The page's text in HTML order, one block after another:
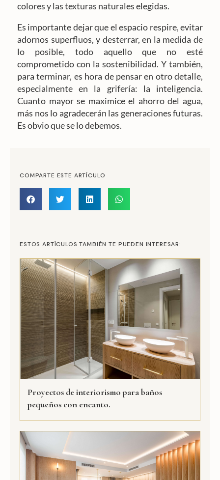
colores y las texturas naturales elegidas.
Es importante dejar que el espacio respire, evitar
adornos superfluos, y desterrar, en la medida de
lo posible, todo aquello que no esté
comprometido con la sostenibilidad. Y también,
para terminar, es hora de pensar en otro detalle,
especialmente en la grifería: la inteligencia.
Cuanto mayor se maximice el ahorro del agua,
más nos lo agradecerán las generaciones futuras.
Es obvio que se lo debemos.
COMPARTE ESTE ARTÍCULO
ESTOS ARTÍCULOS TAMBIÉN TE PUEDEN INTERESAR:
Proyectos de interiorismo para baños
pequeños con encanto.